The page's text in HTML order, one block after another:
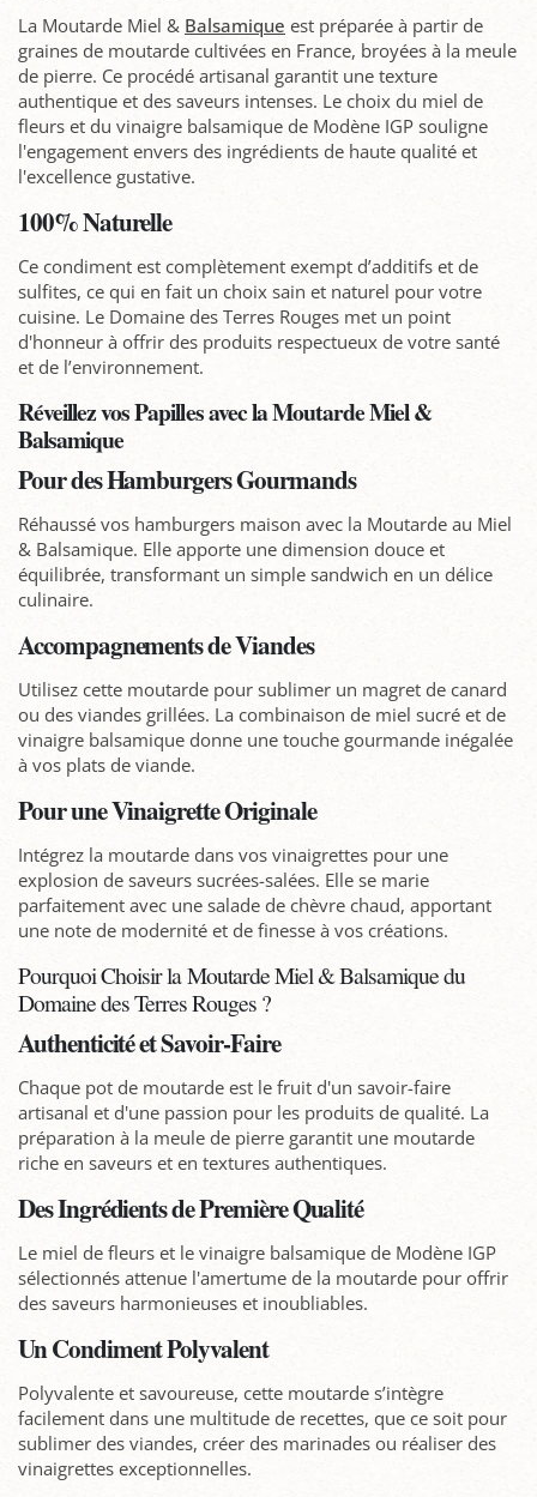
La Moutarde Miel & Balsamique est préparée à partir de
graines de moutarde cultivées en France, broyées à la meule
de pierre. Ce procédé artisanal garantit une texture
authentique et des saveurs intenses. Le choix du miel de
fleurs et du vinaigre balsamique de Modène IGP souligne
l'engagement envers des ingrédients de haute qualité et
l'excellence gustative.
100% Naturelle
Ce condiment est complètement exempt d’additifs et de
sulfites, ce qui en fait un choix sain et naturel pour votre
cuisine. Le Domaine des Terres Rouges met un point
d'honneur à offrir des produits respectueux de votre santé
et de l’environnement.
Réveillez vos Papilles avec la Moutarde Miel &
Balsamique
Pour des Hamburgers Gourmands
Réhaussé vos hamburgers maison avec la Moutarde au Miel
& Balsamique. Elle apporte une dimension douce et
équilibrée, transformant un simple sandwich en un délice
culinaire.
Accompagnements de Viandes
Utilisez cette moutarde pour sublimer un magret de canard
ou des viandes grillées. La combinaison de miel sucré et de
vinaigre balsamique donne une touche gourmande inégalée
à vos plats de viande.
Pour une Vinaigrette Originale
Intégrez la moutarde dans vos vinaigrettes pour une
explosion de saveurs sucrées-salées. Elle se marie
parfaitement avec une salade de chèvre chaud, apportant
une note de modernité et de finesse à vos créations.
Pourquoi Choisir la Moutarde Miel & Balsamique du
Domaine des Terres Rouges ?
Authenticité et Savoir-Faire
Chaque pot de moutarde est le fruit d'un savoir-faire
artisanal et d'une passion pour les produits de qualité. La
préparation à la meule de pierre garantit une moutarde
riche en saveurs et en textures authentiques.
Des Ingrédients de Première Qualité
Le miel de fleurs et le vinaigre balsamique de Modène IGP
sélectionnés attenue l'amertume de la moutarde pour offrir
des saveurs harmonieuses et inoubliables.
Un Condiment Polyvalent
Polyvalente et savoureuse, cette moutarde s’intègre
facilement dans une multitude de recettes, que ce soit pour
sublimer des viandes, créer des marinades ou réaliser des
vinaigrettes exceptionnelles.